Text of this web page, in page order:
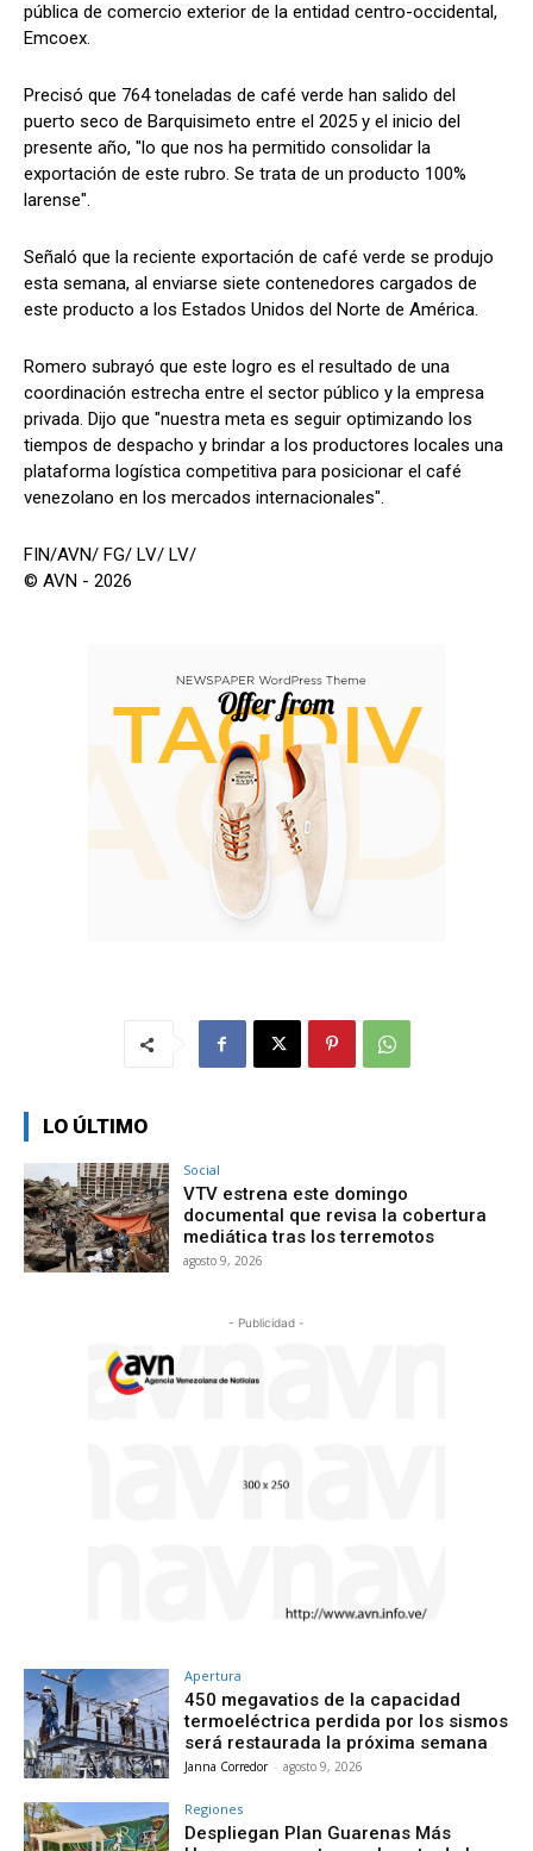
pública de comercio exterior de la entidad centro-occidental,
Emcoex.
Precisó que 764 toneladas de café verde han salido del
puerto seco de Barquisimeto entre el 2025 y el inicio del
presente año, "lo que nos ha permitido consolidar la
exportación de este rubro. Se trata de un producto 100%
larense".
Señaló que la reciente exportación de café verde se produjo
esta semana, al enviarse siete contenedores cargados de
este producto a los Estados Unidos del Norte de América.
Romero subrayó que este logro es el resultado de una
coordinación estrecha entre el sector público y la empresa
privada. Dijo que "nuestra meta es seguir optimizando los
tiempos de despacho y brindar a los productores locales una
plataforma logística competitiva para posicionar el café
venezolano en los mercados internacionales".
FIN/AVN/ FG/ LV/ LV/
© AVN - 2026
LO ÚLTIMO
Social
VTV estrena este domingo
documental que revisa la cobertura
mediática tras los terremotos
agosto 9, 2026
- Publicidad -
Apertura
450 megavatios de la capacidad
termoeléctrica perdida por los sismos
será restaurada la próxima semana
Janna Corredor - agosto 9, 2026
Regiones
Despliegan Plan Guarenas Más